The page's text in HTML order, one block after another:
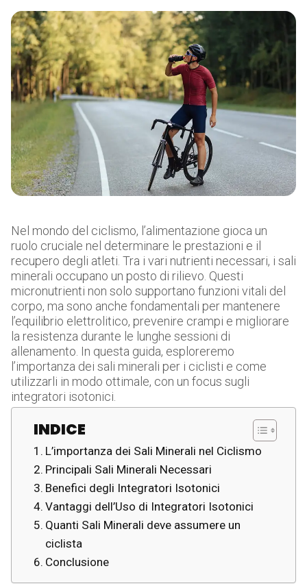
Nel mondo del ciclismo, l’alimentazione gioca un
ruolo cruciale nel determinare le prestazioni e il
recupero degli atleti. Tra i vari nutrienti necessari, i sali
minerali occupano un posto di rilievo. Questi
micronutrienti non solo supportano funzioni vitali del
corpo, ma sono anche fondamentali per mantenere
l’equilibrio elettrolitico, prevenire crampi e migliorare
la resistenza durante le lunghe sessioni di
allenamento. In questa guida, esploreremo
l’importanza dei sali minerali per i ciclisti e come
utilizzarli in modo ottimale, con un focus sugli
integratori isotonici.
INDICE
L’importanza dei Sali Minerali nel Ciclismo
Principali Sali Minerali Necessari
Benefici degli Integratori Isotonici
Vantaggi dell’Uso di Integratori Isotonici
Quanti Sali Minerali deve assumere un
ciclista
Conclusione